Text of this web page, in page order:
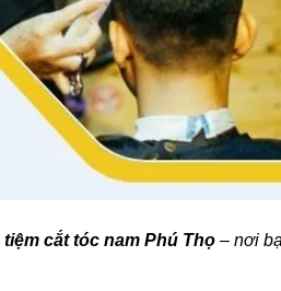
tiệm cắt tóc nam Phú Thọ – nơi